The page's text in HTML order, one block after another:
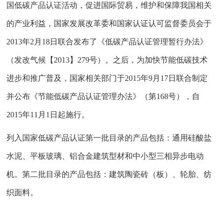
国低碳产品认证活动，促进国际贸易，维护和保障我国相关
的产业利益，国家发展改革委和国家认证认可监督委员会于
2013年2月18日联合发布了《低碳产品认证管理暂行办法》
（发改气候【2013】279号）。之后，为加快节能低碳技术
进步和推广普及，国家相关部门于2015年9月17日联合制定
并公布《节能低碳产品认证管理办法》（第168号），自
2015年11月1日起施行。
列入国家低碳产品认证第一批目录的产品包括：通用硅酸盐
水泥、平板玻璃、铝合金建筑型材和中小型三相异步电动
机。第二批目录的产品包括：建筑陶瓷砖（板）、轮胎、纺
织面料。